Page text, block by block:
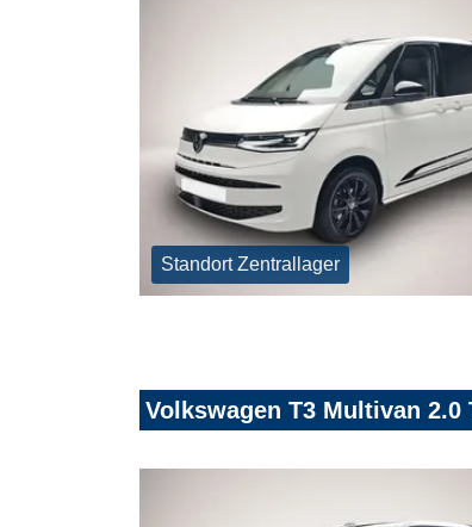
Standort Zentrallager
Volkswagen T3 Multivan 2.0